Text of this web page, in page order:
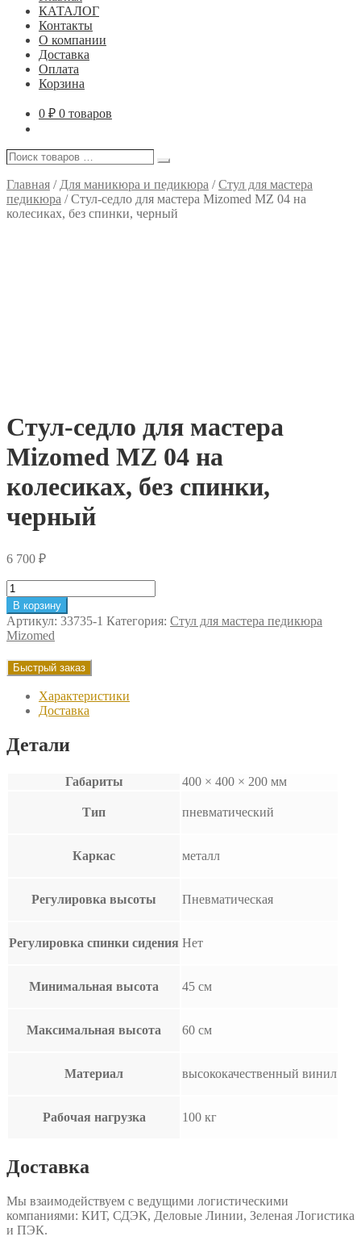
КАТАЛОГ
Контакты
О компании
Доставка
Оплата
Корзина
0 ₽ 0 товаров
Поиск
…
Поиск
Главная / Для маникюра и педикюра /Стул для мастера
педикюра /Стул-седло для мастера Mizomed MZ 04 на
колесиках, без спинки, черный
Стул-седло для мастера
Mizomed MZ 04 на
колесиках, без спинки,
черный
6 700 ₽
Количество
товара
Стул-
седло
для
мастера
Mizomed
без
В корзину
Артикул: 33735-1 Категория: Стул для мастера педикюра
Mizomed
Быстрый заказ
Характеристики
Доставка
Детали
Габариты 400 × 400 × 200 мм
Тип пневматический
Каркас металл
Регулировка высоты Пневматическая
Регулировка спинки сидения Нет
Минимальная высота 45 см
Максимальная высота 60 см
Материал высококачественный винил
Рабочая нагрузка 100 кг
Доставка
Мы взаимодействуем с ведущими логистическими
компаниями: КИТ, СДЭК, Деловые Линии, Зеленая Логистика
и ПЭК.